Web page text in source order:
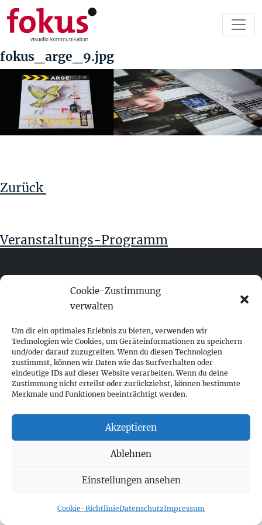
Cookie-Zustimmung
verwalten
Um dir ein optimales Erlebnis zu bieten, verwenden wir
Technologien wie Cookies, um Geräteinformationen zu speichern
und/oder darauf zuzugreifen. Wenn du diesen Technologien
zustimmst, können wir Daten wie das Surfverhalten oder
eindeutige IDs auf dieser Website verarbeiten. Wenn du deine
Zustimmung nicht erteilst oder zurückziehst, können bestimmte
Merkmale und Funktionen beeinträchtigt werden.
Akzeptieren
Ablehnen
Einstellungen ansehen
Cookie-RichtlinieDatenschutzImpressum
fokus_arge_9.jpg
Zurück
Veranstaltungs-Programm
fokus visuelle kommunikation
Franz-Ofner-Straße 20
A - 5020 Salzburg
+ 43 662 452 083
fokus@fokus-design.com
Impressum
Cookie-Richtlinie (EU)